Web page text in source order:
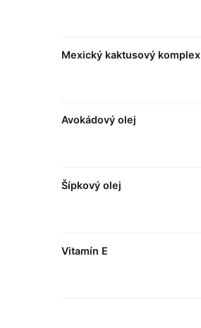
Mexický kaktusový komplex
Avokádový olej
Šípkový olej
Vitamín E